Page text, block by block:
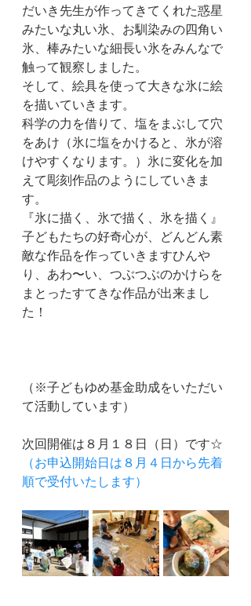
だいき先生が作ってきてくれた惑星
みたいな丸い氷、お馴染みの四角い
氷、棒みたいな細長い氷をみんなで
触って観察しました。
そして、絵具を使って大きな氷に絵
を描いていきます。
科学の力を借りて、塩をまぶして穴
をあけ（氷に塩をかけると、氷が溶
けやすくなります。）氷に変化を加
えて彫刻作品のようにしていきま
す。
『氷に描く、氷で描く、氷を描く』
子どもたちの好奇心が、どんどん素
敵な作品を作っていきますひんや
り、あわ〜い、つぶつぶのかけらを
まとったすてきな作品が出来まし
た！
（※子どもゆめ基金助成をいただい
て活動しています）
次回開催は８月１８日（日）です☆
（お申込開始日は８月４日から先着
順で受付いたします）